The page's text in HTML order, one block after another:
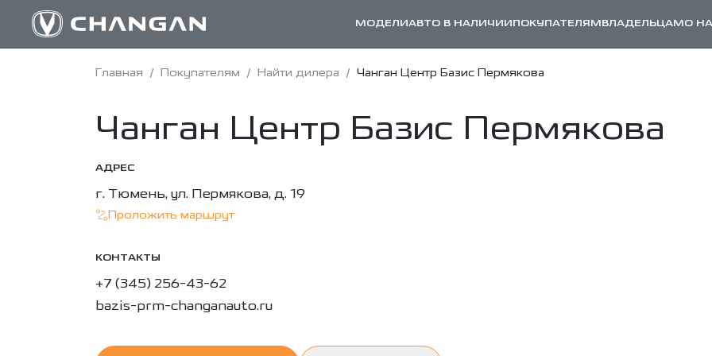
МОДЕЛИАВТО В НАЛИЧИИПОКУПАТЕЛЯМВЛАДЕЛЬЦАМО
Главная / Покупателям / Найти дилера / Чанган Центр Базис Пермякова
Чанган Центр Базис Пермякова
АДРЕС
г. Тюмень, ул. Пермякова, д. 19
Проложить маршрут
КОНТАКТЫ
+7 (345) 256-43-62
bazis-prm-changanauto.ru